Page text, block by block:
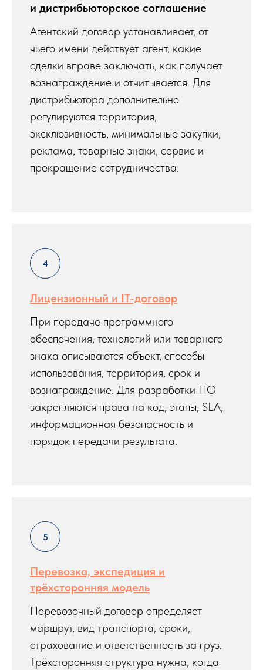
и дистрибьюторское соглашение
Агентский договор устанавливает, от
чьего имени действует агент, какие
сделки вправе заключать, как получает
вознаграждение и отчитывается. Для
дистрибьютора дополнительно
регулируются территория,
эксклюзивность, минимальные закупки,
реклама, товарные знаки, сервис и
прекращение сотрудничества.
Лицензионный и IT-договор
При передаче программного
обеспечения, технологий или товарного
знака описываются объект, способы
использования, территория, срок и
вознаграждение. Для разработки ПО
закрепляются права на код, этапы, SLA,
информационная безопасность и
порядок передачи результата.
Перевозка, экспедиция и
трёхсторонняя модель
Перевозочный договор определяет
маршрут, вид транспорта, сроки,
страхование и ответственность за груз.
Трёхсторонняя структура нужна, когда